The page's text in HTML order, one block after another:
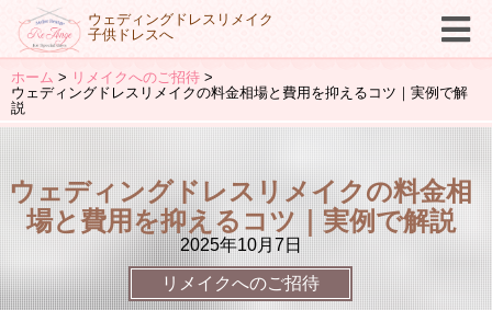
ウェディングドレスリメイク
子供ドレスへ
ホーム
リメイクへのご招待
ウェディングドレスリメイクの料金相場と費用を抑えるコツ｜実例で解
説
ウェディングドレスリメイクの料金相
場と費用を抑えるコツ｜実例で解説
2025年10月7日
リメイクへのご招待